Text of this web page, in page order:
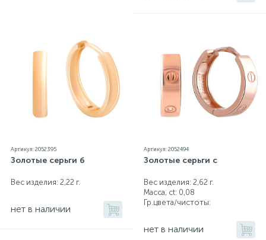
Артикул: 2052395
Золотые серьги б
Вес изделия: 2,22 г.
нет в наличии
Артикул: 2052494
Золотые серьги с
Вес изделия: 2,62 г.
Масса, ct: 0,08
Гр.цвета/чистоты:
нет в наличии